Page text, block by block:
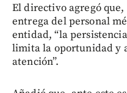
El directivo agregó
entrega del personal
entidad, “la
limita la oportunidad y
atención”.